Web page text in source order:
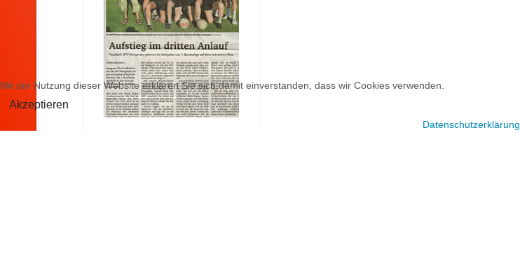
Mit der Nutzung dieser Website erklären Sie sich damit einverstanden, dass wir Cookies verwenden.
Akzeptieren
Datenschutzerklärung